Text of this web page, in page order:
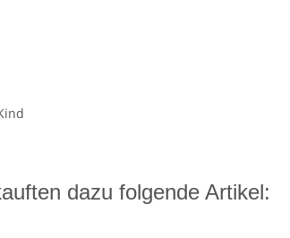
dazu folgende Artikel: